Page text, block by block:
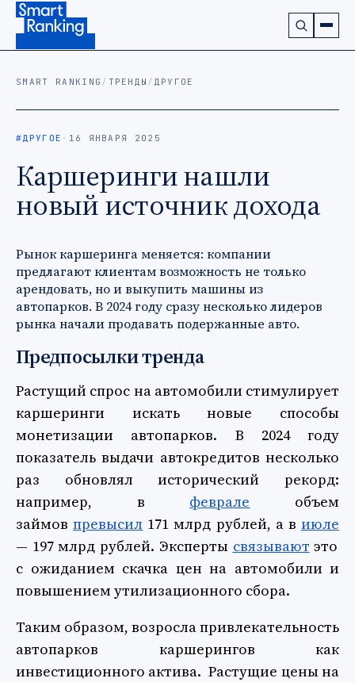
Подписаться на наш канал в Telegram (откроется в
SMART RANKING / ТРЕНДЫ / ДРУГОЕ
#ДРУГОЕ · 16 ЯНВАРЯ 2025
Каршеринги нашли
новый источник дохода
Рынок каршеринга меняется: компании
предлагают клиентам возможность не только
арендовать, но и выкупить машины из
автопарков. В 2024 году сразу несколько лидеров
рынка начали продавать подержанные авто.
Предпосылки тренда
Растущий спрос на автомобили стимулирует
каршеринги искать новые способы
монетизации автопарков. В 2024 году
показатель выдачи автокредитов несколько
раз обновлял исторический рекорд:
например, в феврале объем
займовпревысил 171 млрд рублей, а виюле
— 197 млрд рублей. Эксперты связывают это
с ожиданием скачка цен на автомобили и
повышением утилизационного сбора.
Таким образом, возросла привлекательность
автопарков каршерингов как
инвестиционного актива. Растущие цены на